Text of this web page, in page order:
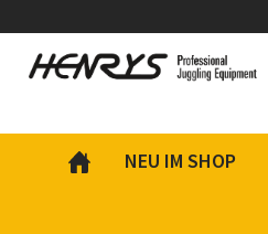
NEU IM SHOP